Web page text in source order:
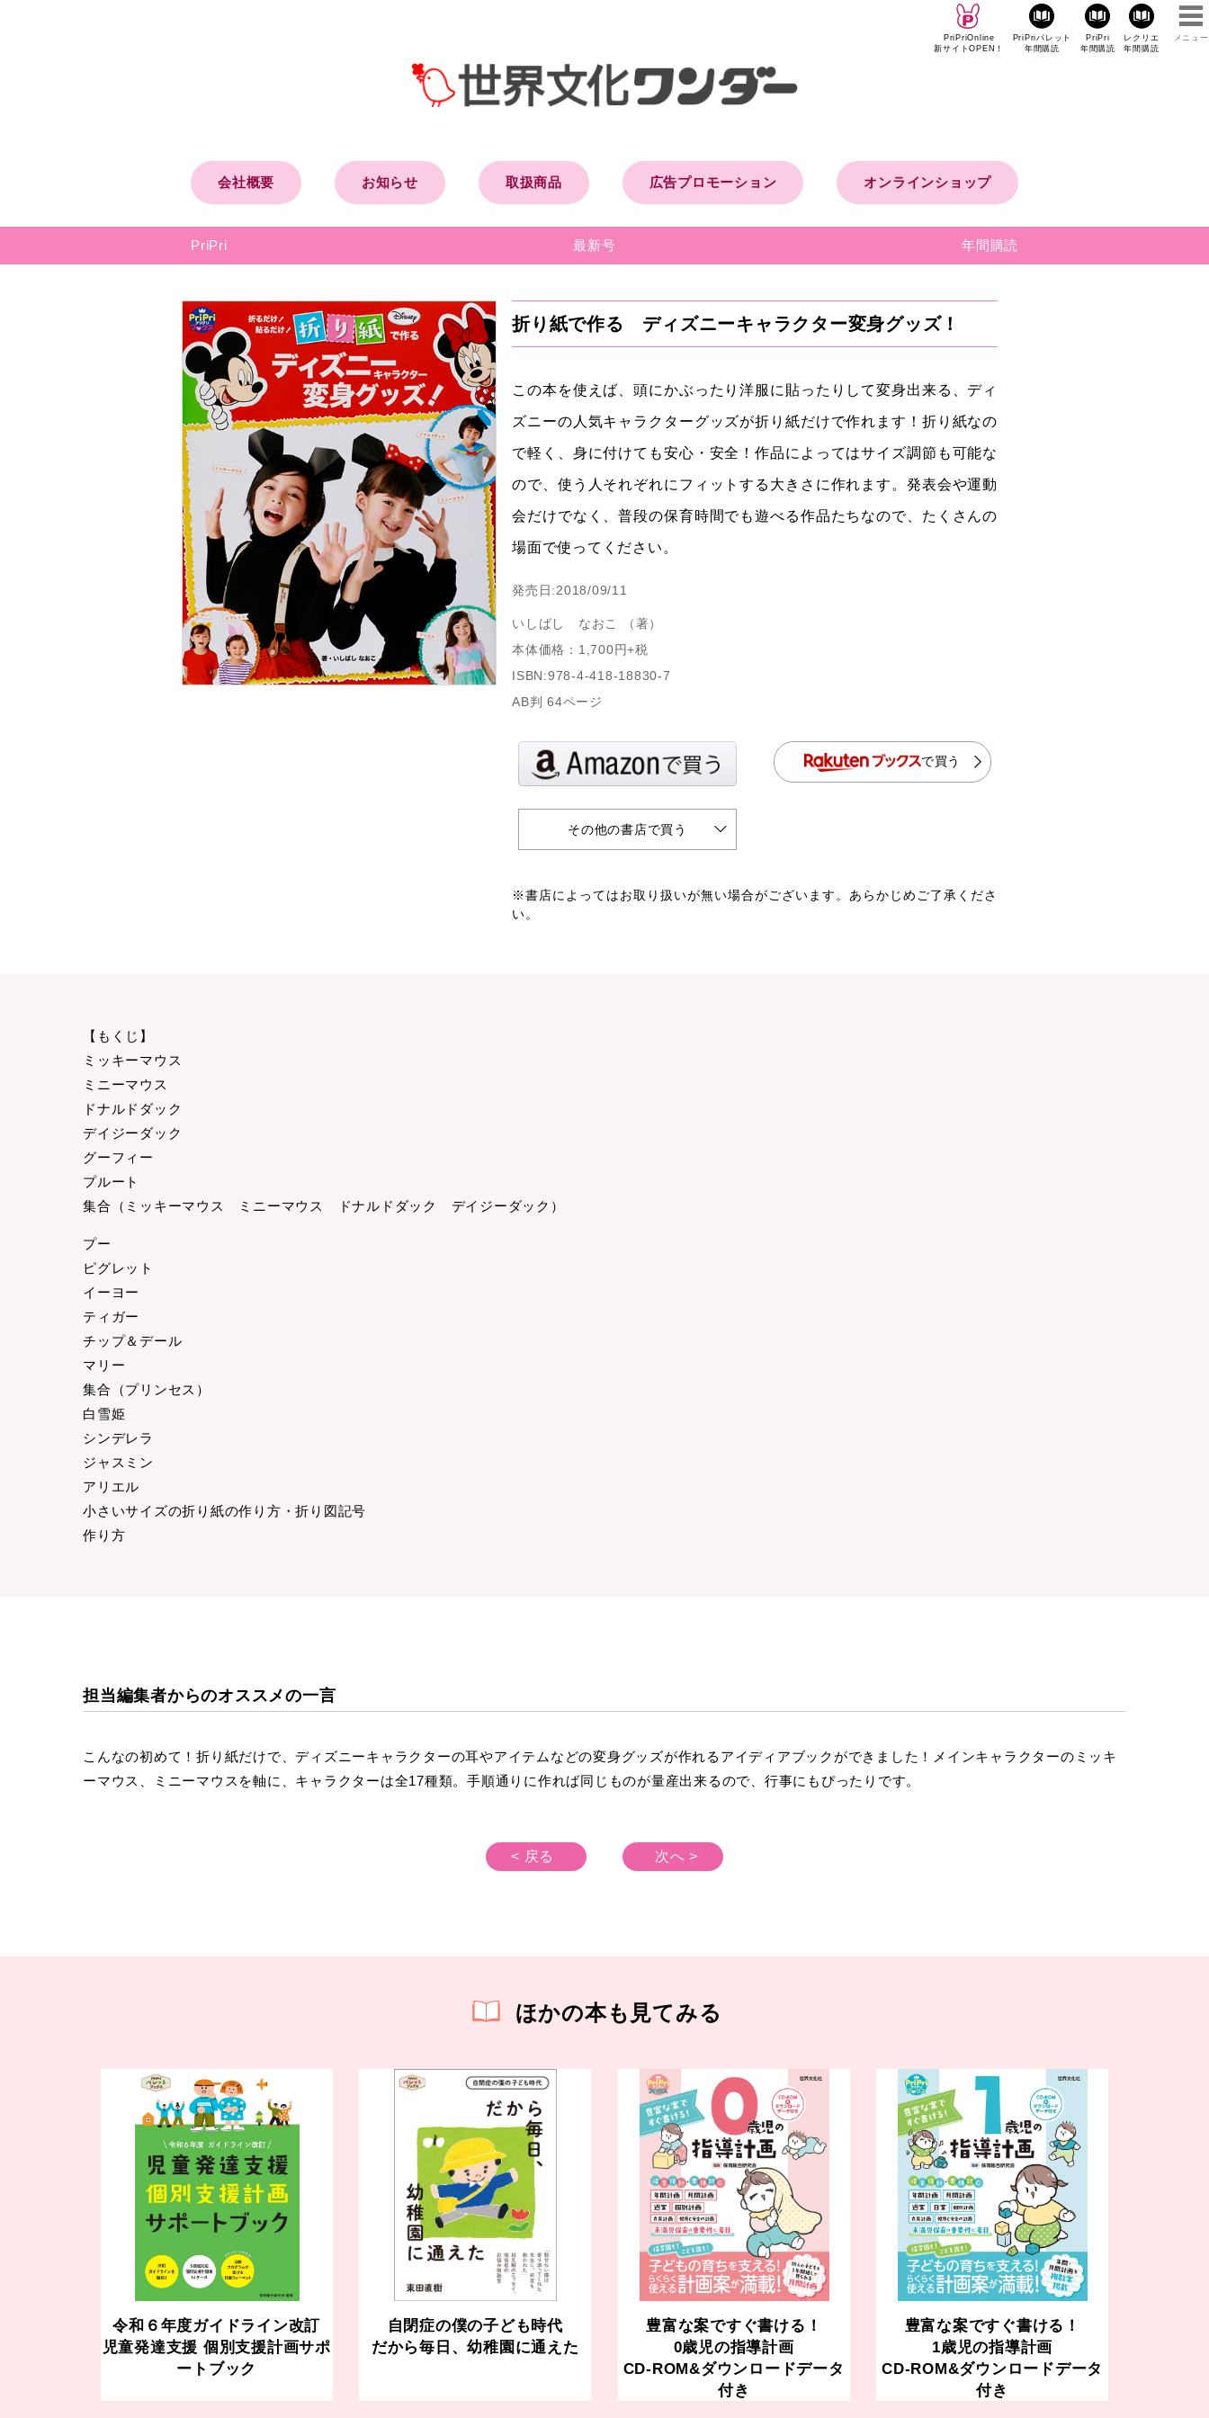
PriPriOnline
新サイトOPEN！
PriPriパレット
年間購読
PriPri
年間購読
レクリエ
年間購読
メニュー
会社概要 お知らせ 取扱商品 広告プロモーション オンラインショップ
PriPri 最新号 年間購読
折り紙で作る ディズニーキャラクター変身グッズ！
この本を使えば、頭にかぶったり洋服に貼ったりして変身出来る、ディ
ズニーの人気キャラクターグッズが折り紙だけで作れます！折り紙なの
で軽く、身に付けても安心・安全！作品によってはサイズ調節も可能な
ので、使う人それぞれにフィットする大きさに作れます。発表会や運動
会だけでなく、普段の保育時間でも遊べる作品たちなので、たくさんの
場面で使ってください。
発売日:2018/09/11
いしばし なおこ （著）
本体価格：1,700円+税
ISBN:978-4-418-18830-7
AB判 64ページ
で買う
その他の書店で買う
※書店によってはお取り扱いが無い場合がございます。あらかじめご了承くださ
い。
【もくじ】
ミッキーマウス
ミニーマウス
ドナルドダック
デイジーダック
グーフィー
プルート
集合（ミッキーマウス ミニーマウス ドナルドダック デイジーダック）
プー
ピグレット
イーヨー
ティガー
チップ＆デール
マリー
集合（プリンセス）
白雪姫
シンデレラ
ジャスミン
アリエル
小さいサイズの折り紙の作り方・折り図記号
作り方
担当編集者からのオススメの一言
こんなの初めて！折り紙だけで、ディズニーキャラクターの耳やアイテムなどの変身グッズが作れるアイディアブックができました！メインキャラクターのミッキ
ーマウス、ミニーマウスを軸に、キャラクターは全17種類。手順通りに作れば同じものが量産出来るので、行事にもぴったりです。
< 戻る 次へ >
ほかの本も見てみる
令和６年度ガイドライン改訂
児童発達支援 個別支援計画サポ
ートブック
自閉症の僕の子ども時代
だから毎日、幼稚園に通えた
豊富な案ですぐ書ける！
0歳児の指導計画
CD-ROM&ダウンロードデータ
付き
豊富な案ですぐ書ける！
1歳児の指導計画
CD-ROM&ダウンロードデータ
付き